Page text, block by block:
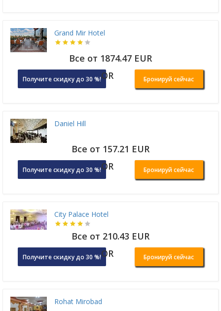
Grand Mir Hotel
Все от 1874.47 EUR
Получите скидку до 30 %!OR Бронируй сейчас
Daniel Hill
Все от 157.21 EUR
Получите скидку до 30 %!OR Бронируй сейчас
City Palace Hotel
Все от 210.43 EUR
Получите скидку до 30 %!OR Бронируй сейчас
Rohat Mirobad